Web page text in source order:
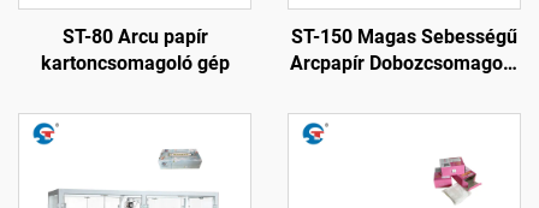
ST-80 Arcu papír
kartoncsomagoló gép
ST-150 Magas Sebességű
Arcpapír Dobozcsomagoló